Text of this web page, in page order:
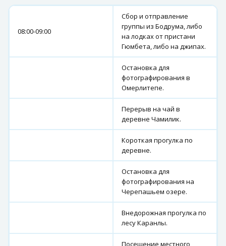
08:00-09:00
Сбор и отправление
группы из Бодрума, либо
на лодках от пристани
Гюмбета, либо на джипах.
Остановка для
фотографирования в
Омерлитепе.
Перерыв на чай в
деревне Чамилик.
Короткая прогулка по
деревне.
Остановка для
фотографирования на
Черепашьем озере.
Внедорожная прогулка по
лесу Каранлы.
Посещение местного